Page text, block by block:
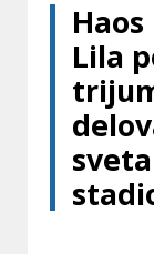
Lila